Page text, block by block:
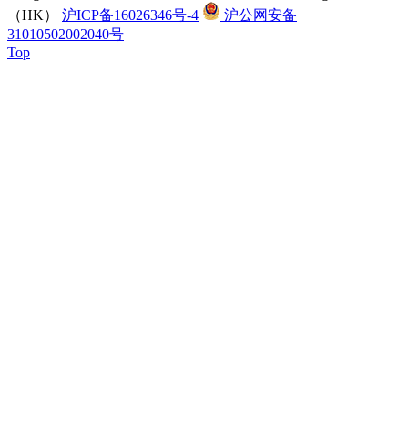
（HK） 沪ICP备16026346号-4
沪公网安备
31010502002040号
Top